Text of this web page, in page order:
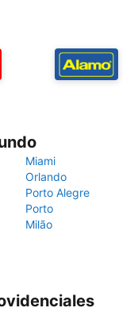
Miami
Orlando
Porto Alegre
Porto
Milão